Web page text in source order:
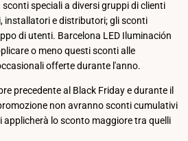
speciali a diversi gruppi di clienti
installatori e distributori; gli sconti
di utenti. Barcelona LED Iluminación
o meno questi sconti alle
offerte durante l'anno.
precedente al Black Friday e durante il
non avranno sconti cumulativi
applicherà lo sconto maggiore tra quelli